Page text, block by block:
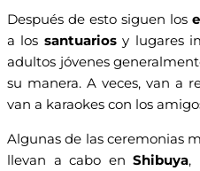
Después de esto siguen los
a los santuariosy lugares
adultos jóvenes
su manera. A veces, van a
van a karaokes con los
Algunas de las ceremonias
llevan a cabo enShibuya,